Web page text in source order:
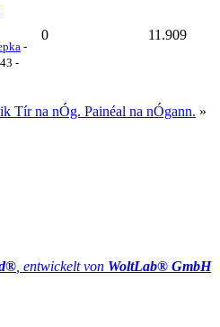
-
-
0 11.909
Tír na nÓg. Painéal na nÓgann. »
, entwickelt von WoltLab® GmbH